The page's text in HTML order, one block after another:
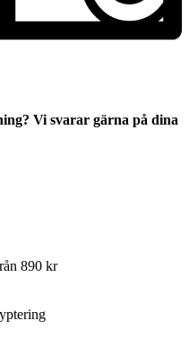
Vi svarar gärna på dina
890 kr